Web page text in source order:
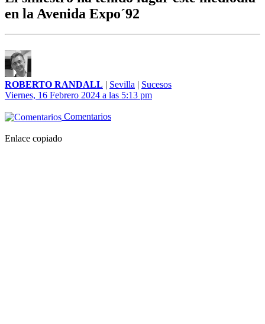
en la Avenida Expo´92
ROBERTO RANDALL | Sevilla | Sucesos
Viernes, 16 Febrero 2024 a las 5:13 pm
Comentarios
Enlace copiado